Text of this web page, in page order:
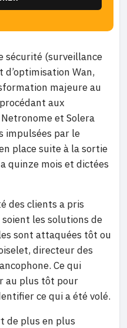
sécurité (surveillance
Wan,
majeure au
aux
et Solera
impulsées par le
place suite à la sortie
quinze mois et dictées
des clients a pris
les solutions de
sont attaquées tôt ou
directeur des
Ce qui
au plus tôt pour
ce qui a été volé.
de plus en plus